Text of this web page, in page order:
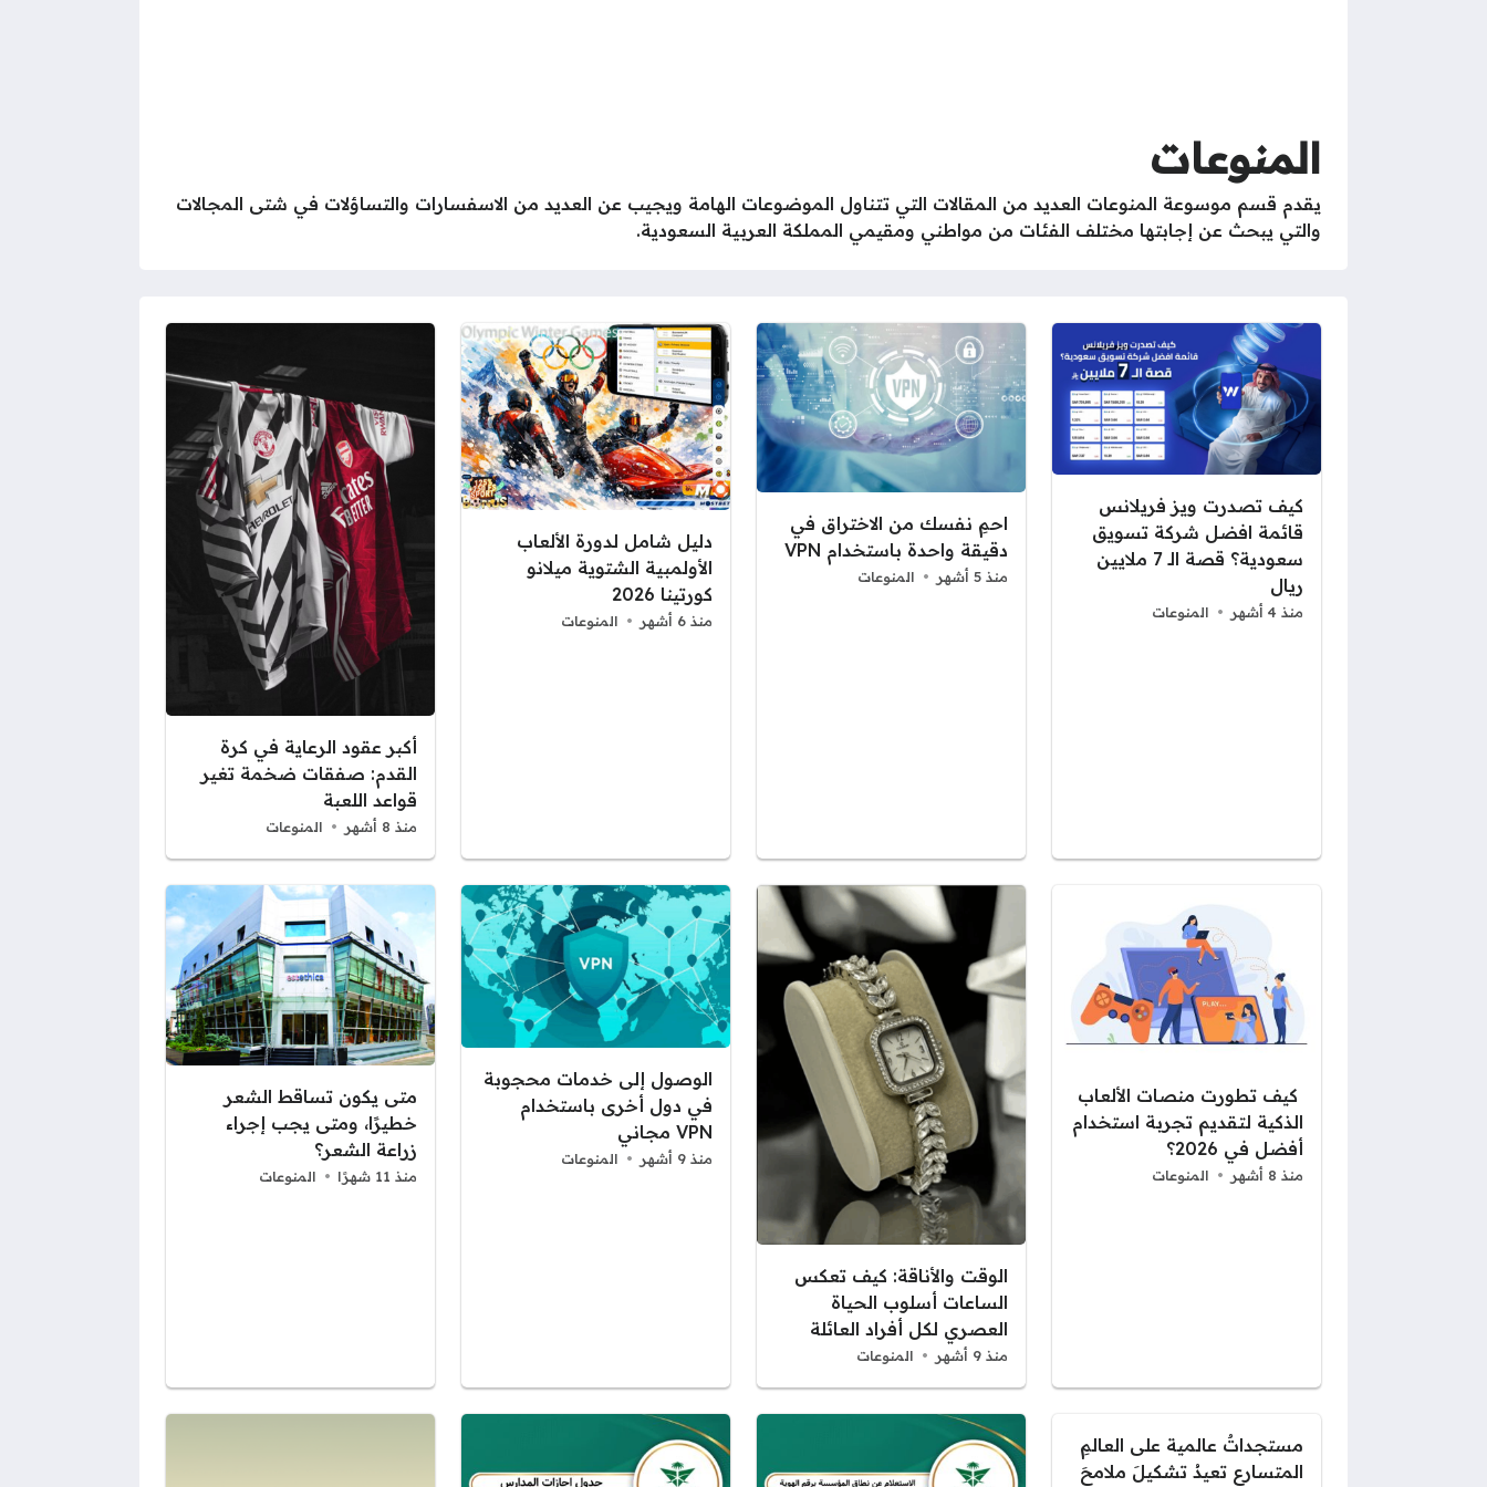
المنوعات
يقدم قسم موسوعة المنوعات العديد من المقالات التي تتناول الموضوعات الهامة ويجيب عن العديد من الاسفسارات والتساؤلات في شتى المجالات
والتي يبحث عن إجابتها مختلف الفئات من مواطني ومقيمي المملكة العربية السعودية.
كيف تصدرت ويز فريلانس
قائمة افضل شركة تسويق
سعودية؟ قصة الـ 7 ملايين
ريال
منذ 4 أشهر المنوعات
احمِ نفسك من الاختراق في
دقيقة واحدة باستخدام VPN
منذ 5 أشهر المنوعات
دليل شامل لدورة الألعاب
الأولمبية الشتوية ميلانو
كورتينا 2026
منذ 6 أشهر المنوعات
أكبر عقود الرعاية في كرة
القدم: صفقات ضخمة تغير
قواعد اللعبة
منذ 8 أشهر المنوعات
كيف تطورت منصات الألعاب
الذكية لتقديم تجربة استخدام
أفضل في 2026؟
منذ 8 أشهر المنوعات
الوقت والأناقة: كيف تعكس
الساعات أسلوب الحياة
العصري لكل أفراد العائلة
منذ 9 أشهر المنوعات
الوصول إلى خدمات محجوبة
في دول أخرى باستخدام
VPN مجاني
منذ 9 أشهر المنوعات
متى يكون تساقط الشعر
خطيرًا، ومتى يجب إجراء
زراعة الشعر؟
منذ 11 شهرًا المنوعات
مستجداتٌ عالمية على العالمِ
المتسارع تعيدُ تشكيلَ ملامحَ